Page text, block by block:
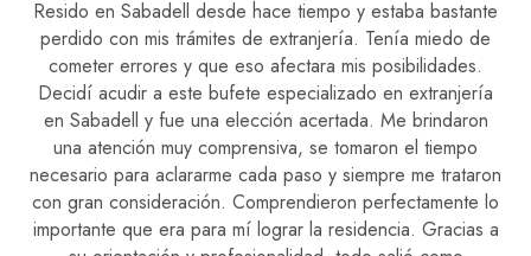
Resido en Sabadell desde hace tiempo y estaba bastante
perdido con mis trámites de extranjería. Tenía miedo de
cometer errores y que eso afectara mis posibilidades.
Decidí acudir a este bufete especializado en extranjería
en Sabadell y fue una elección acertada. Me brindaron
una atención muy comprensiva, se tomaron el tiempo
necesario para aclararme cada paso y siempre me trataron
con gran consideración. Comprendieron perfectamente lo
importante que era para mí lograr la residencia. Gracias a